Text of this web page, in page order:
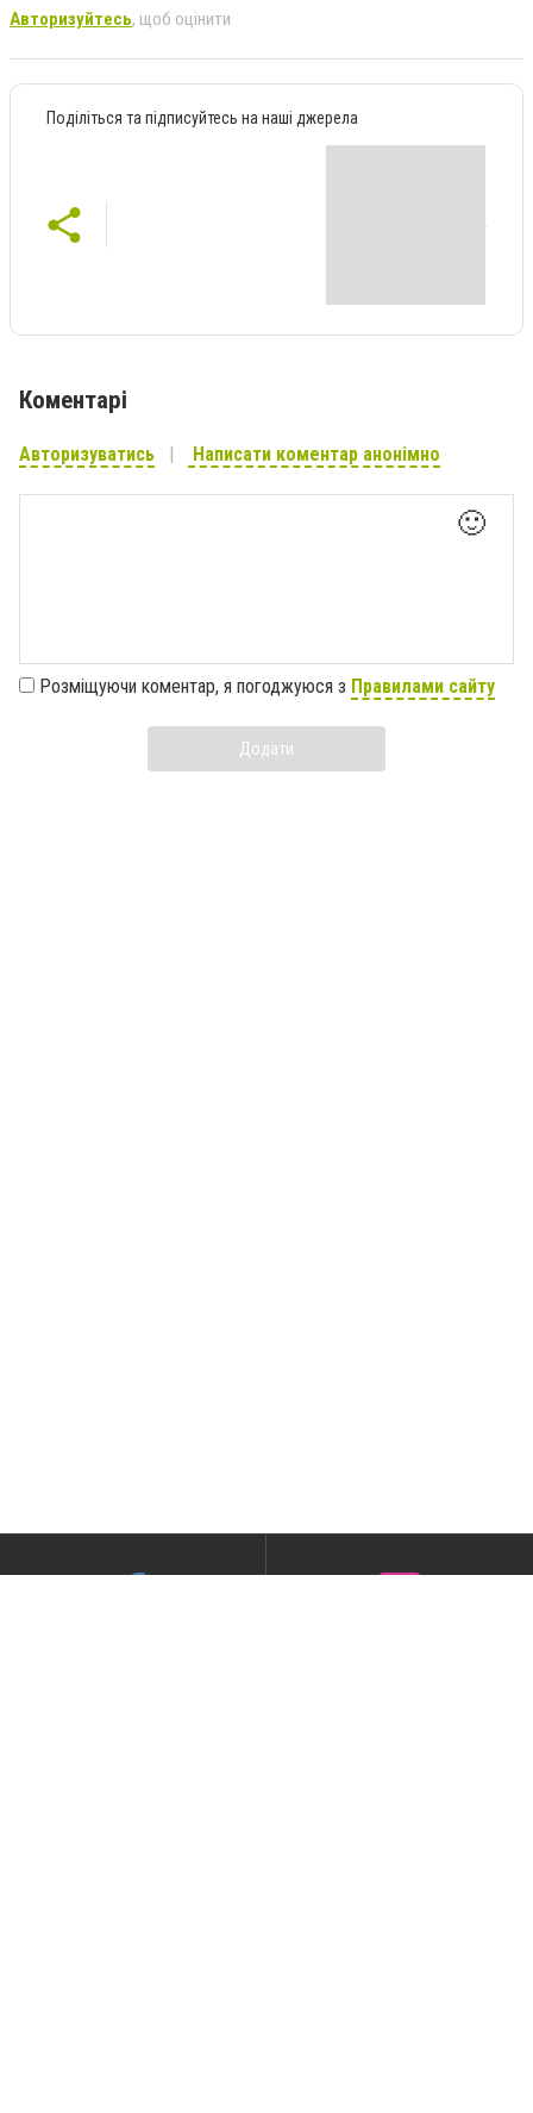
Авторизуйтесь, щоб оцінити
Поділіться та підписуйтесь на наші джерела
Коментарі
Авторизуватись Написати коментар анонімно
🙂
Розміщуючи коментар, я погоджуюся з Правилами сайту
Додати